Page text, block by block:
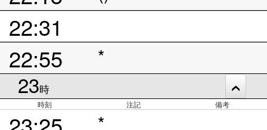
22:31
22:55
*
23時
時刻 注記 備考
*